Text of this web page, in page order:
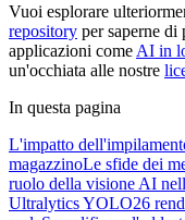
Vuoi esplorare
repository per saperne
applicazioni come AI in
un'occhiata alle nostre
In questa pagina
L'impatto
magazzinoLe sfide dei
ruolo della visione AI
Ultralytics YOLO26